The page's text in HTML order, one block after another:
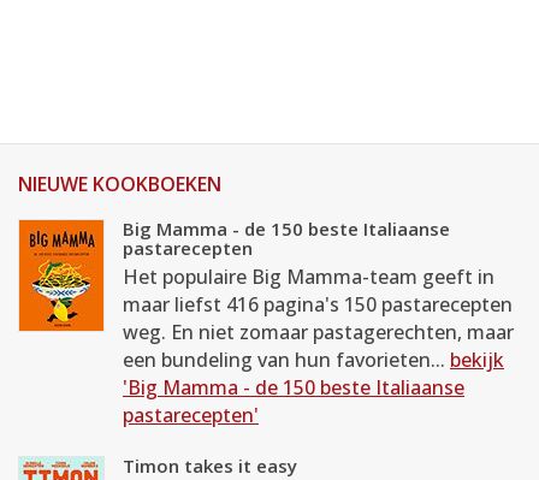
NIEUWE KOOKBOEKEN
Big Mamma - de 150 beste Italiaanse
pastarecepten
Het populaire Big Mamma-team geeft in
maar liefst 416 pagina's 150 pastarecepten
weg. En niet zomaar pastagerechten, maar
een bundeling van hun favorieten... bekijk
'Big Mamma - de 150 beste Italiaanse
pastarecepten'
Timon takes it easy